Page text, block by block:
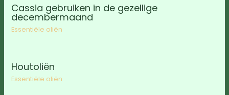
Cassia gebruiken in de gezellige
decembermaand
Essentiële oliën
Houtoliën
Essentiële oliën